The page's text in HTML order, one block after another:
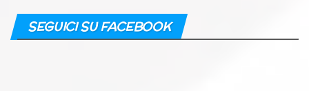
SEGUICI SU FACEBOOK